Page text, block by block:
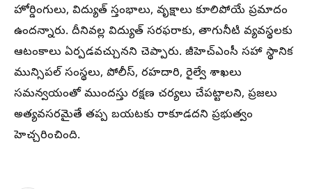
హోర్డింగులు, విద్యుత్ స్తంభాలు, వృక్షాలు కూలిపోయే ప్రమాదం
ఉందన్నారు. దీనివల్ల విద్యుత్ సరఫరాకు, తాగునీటి వ్యవస్థలకు
ఆటంకాలు ఏర్పడవచ్చునని చెప్పారు. జీహెచ్‌ఎంసీ సహా స్థానిక
మున్సిపల్ సంస్థలు, పోలీస్, రహదారి, రైల్వే శాఖలు
సమన్వయంతో ముందస్తు రక్షణ చర్యలు చేపట్టాలని, ప్రజలు
అత్యవసరమైతే తప్ప బయటకు రాకూడదని ప్రభుత్వం
హెచ్చరించింది.